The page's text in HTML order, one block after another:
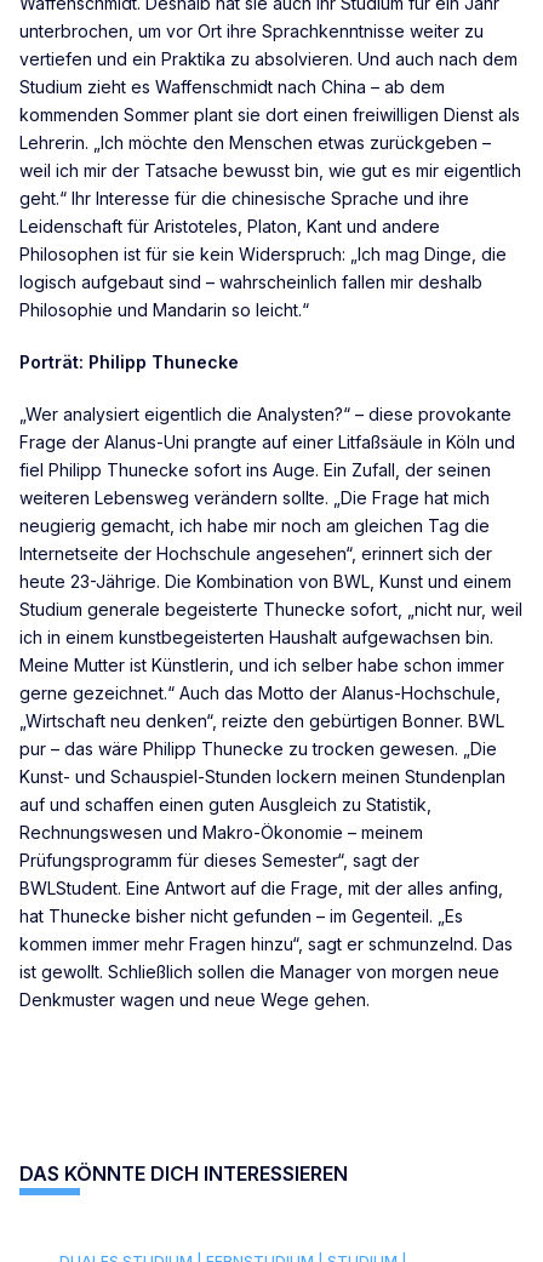
unterbrochen, um vor Ort ihre Sprachkenntnisse weiter zu
vertiefen und ein Praktika zu absolvieren. Und auch nach dem
Studium zieht es Waffenschmidt nach China – ab dem
kommenden Sommer plant sie dort einen freiwilligen Dienst als
Lehrerin. „Ich möchte den Menschen etwas zurückgeben –
weil ich mir der Tatsache bewusst bin, wie gut es mir eigentlich
geht.“ Ihr Interesse für die chinesische Sprache und ihre
Leidenschaft für Aristoteles, Platon, Kant und andere
Philosophen ist für sie kein Widerspruch: „Ich mag Dinge, die
logisch aufgebaut sind – wahrscheinlich fallen mir deshalb
Philosophie und Mandarin so leicht.“
Porträt: Philipp Thunecke
„Wer analysiert eigentlich die Analysten?“ – diese provokante
Frage der Alanus-Uni prangte auf einer Litfaßsäule in Köln und
fiel Philipp Thunecke sofort ins Auge. Ein Zufall, der seinen
weiteren Lebensweg verändern sollte. „Die Frage hat mich
neugierig gemacht, ich habe mir noch am gleichen Tag die
Internetseite der Hochschule angesehen“, erinnert sich der
heute 23-Jährige. Die Kombination von BWL, Kunst und einem
Studium generale begeisterte Thunecke sofort, „nicht nur, weil
ich in einem kunstbegeisterten Haushalt aufgewachsen bin.
Meine Mutter ist Künstlerin, und ich selber habe schon immer
gerne gezeichnet.“ Auch das Motto der Alanus-Hochschule,
„Wirtschaft neu denken“, reizte den gebürtigen Bonner. BWL
pur – das wäre Philipp Thunecke zu trocken gewesen. „Die
Kunst- und Schauspiel-Stunden lockern meinen Stundenplan
auf und schaffen einen guten Ausgleich zu Statistik,
Rechnungswesen und Makro-Ökonomie – meinem
Prüfungsprogramm für dieses Semester“, sagt der
BWLStudent. Eine Antwort auf die Frage, mit der alles anfing,
hat Thunecke bisher nicht gefunden – im Gegenteil. „Es
kommen immer mehr Fragen hinzu“, sagt er schmunzelnd. Das
ist gewollt. Schließlich sollen die Manager von morgen neue
Denkmuster wagen und neue Wege gehen.
DAS KÖNNTE DICH INTERESSIEREN